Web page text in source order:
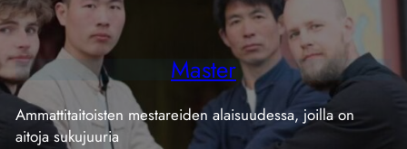
Master
Ammattitaitoisten mestareiden alaisuudessa, joilla on
aitoja sukujuuria